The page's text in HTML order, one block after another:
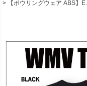
【ボウリングウェア ABS】